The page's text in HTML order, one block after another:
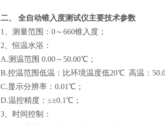
二、 全自动锥入度测试仪主要技术参数
1、测量范围：0～660锥入度；
2、恒温水浴：
A.测温范围 0.00～50.00℃；
B.控温范围低温：比环境温度低20℃ 高温：
C.显示分辨率：0.01℃；
D.温控精度：≤±0.1℃；
3、时间控制：